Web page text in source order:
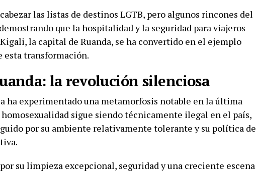
las listas de destinos LGTB, pero algunos rincones del
que la hospitalidad y la seguridad para viajeros
la capital de Ruanda, se ha convertido en el ejemplo
esta transformación.
la revolución silenciosa
ha experimentado una metamorfosis notable en la última
homosexualidad sigue siendo técnicamente ilegal en el país,
por su ambiente relativamente tolerante y su política de
su limpieza excepcional, seguridad y una creciente escena